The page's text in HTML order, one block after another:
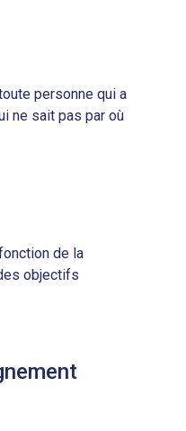
personne qui a
ne sait pas par où
de la
objectifs